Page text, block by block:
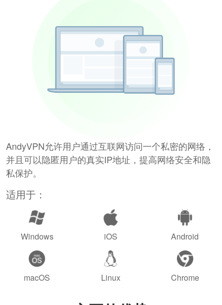
AndyVPN允许用户通过互联网访问一个私密的网络，
并且可以隐匿用户的真实IP地址，提高网络安全和隐
私保护。
适用于：
Windows iOS Android
macOS Linux Chrome